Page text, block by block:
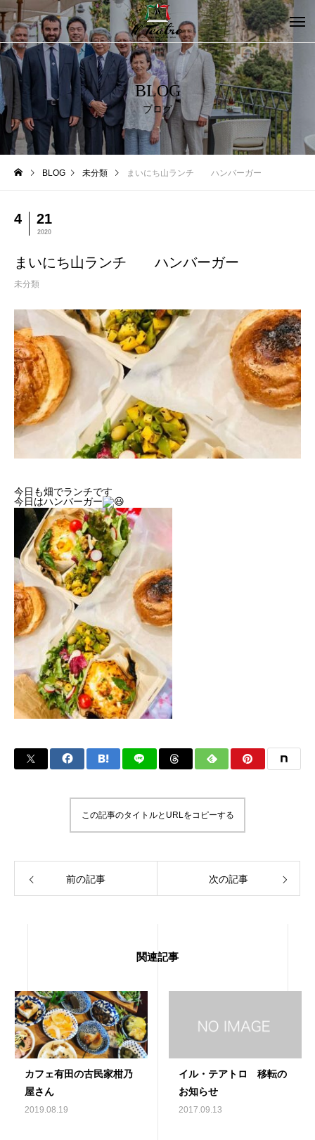
BLOG
ブログ
BLOG 未分類 まいにち山ランチ ハンバーガー
4 21
2020
まいにち山ランチ ハンバーガー
未分類
今日も畑でランチです
今日はハンバーガー
この記事のタイトルとURLをコピーする
前の記事 次の記事
関連記事
カフェ有田の古民家柑乃
屋さん
2019.08.19
イル・テアトロ 移転の
お知らせ
2017.09.13